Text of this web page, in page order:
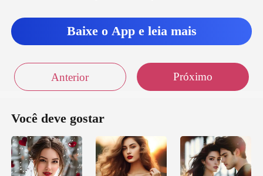
Baixe o App e leia mais
Anterior Próximo
Você deve gostar